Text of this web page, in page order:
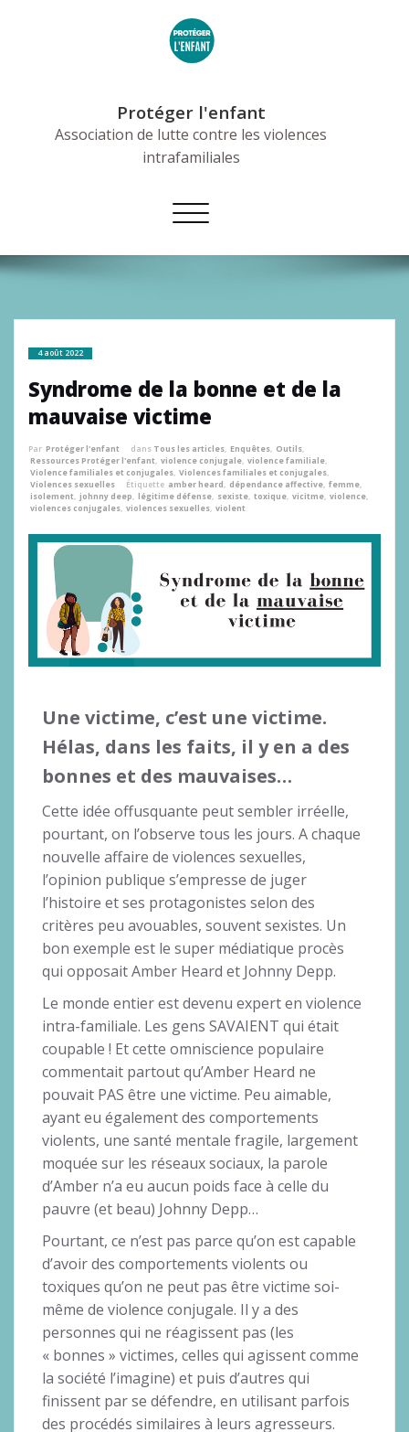
Protéger l'enfant
Association de lutte contre les violences
intrafamiliales
Afficher/masquer
la
4 août 2022
Syndrome de la bonne et de la
mauvaise victime
Par Protéger l'enfant dans Tous les articles, Enquêtes, Outils,
Ressources Protéger l'enfant, violence conjugale, violence familiale,
Violence familiales et conjugales, Violences familiales et conjugales,
Violences sexuelles
Étiquette amber heard, dépendance affective, femme,
isolement, johnny deep, légitime défense, sexiste, toxique, vicitme, violence,
violences conjugales, violences sexuelles, violent
Une victime, c’est une victime.
Hélas, dans les faits, il y en a des
bonnes et des mauvaises…
Cette idée offusquante peut sembler irréelle,
pourtant, on l’observe tous les jours. A chaque
nouvelle affaire de violences sexuelles,
l’opinion publique s’empresse de juger
l’histoire et ses protagonistes selon des
critères peu avouables, souvent sexistes. Un
bon exemple est le super médiatique procès
qui opposait Amber Heard et Johnny Depp.
Le monde entier est devenu expert en violence
intra-familiale. Les gens SAVAIENT qui était
coupable ! Et cette omniscience populaire
commentait partout qu’Amber Heard ne
pouvait PAS être une victime. Peu aimable,
ayant eu également des comportements
violents, une santé mentale fragile, largement
moquée sur les réseaux sociaux, la parole
d’Amber n’a eu aucun poids face à celle du
pauvre (et beau) Johnny Depp…
Pourtant, ce n’est pas parce qu’on est capable
d’avoir des comportements violents ou
toxiques qu’on ne peut pas être victime soi-
même de violence conjugale. Il y a des
personnes qui ne réagissent pas (les
« bonnes » victimes, celles qui agissent comme
la société l’imagine) et puis d’autres qui
finissent par se défendre, en utilisant parfois
des procédés similaires à leurs agresseurs.